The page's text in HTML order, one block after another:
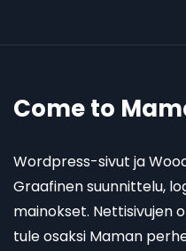
Come to
Wordpress-sivut ja
Graafinen suunnittelu,
mainokset. Nettisivujen
tule osaksi Maman